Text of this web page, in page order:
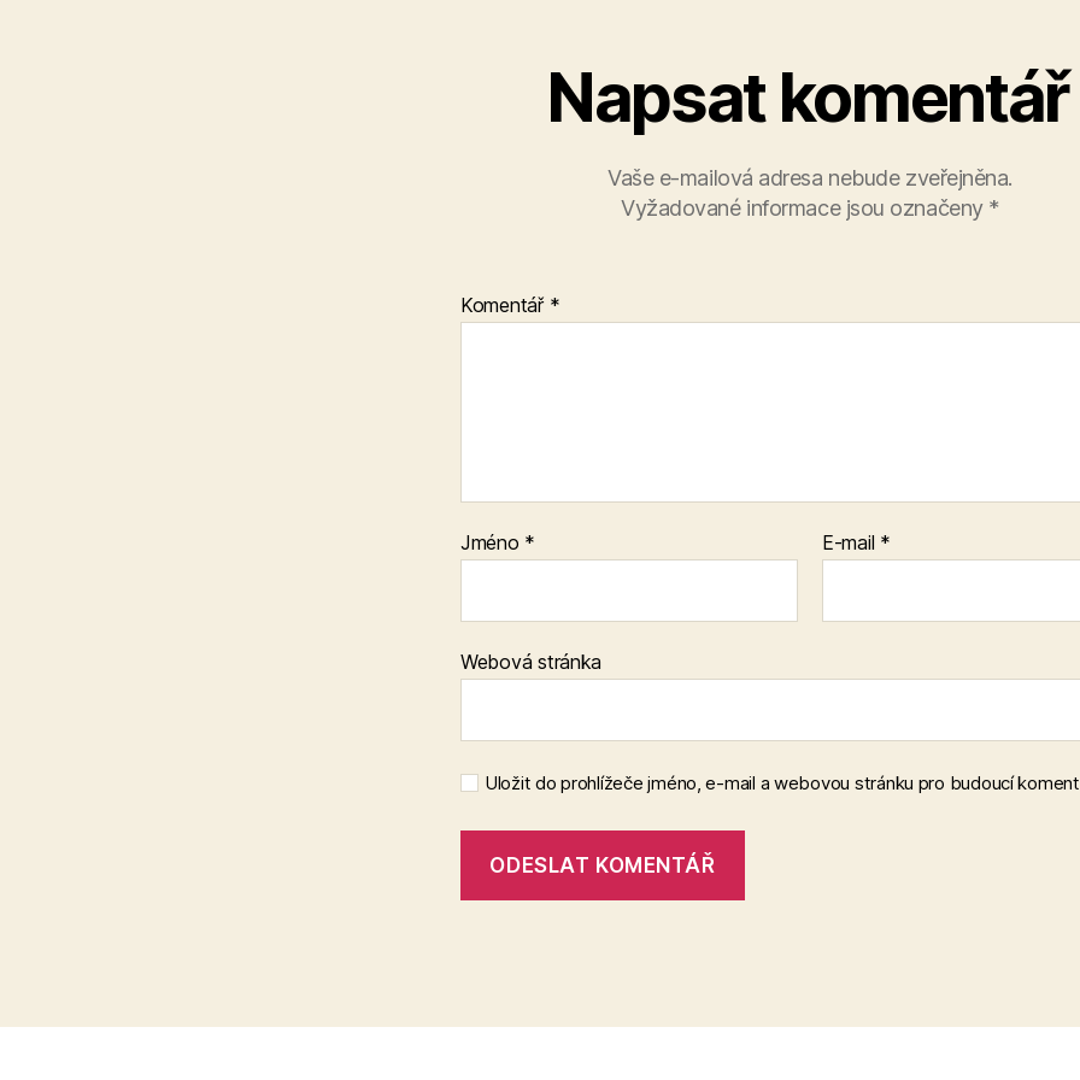
Napsat komentář
Vaše e-mailová adresa nebude zveřejněna.
Vyžadované informace jsou označeny *
Komentář *
Jméno * E-mail *
Webová stránka
Uložit do prohlížeče jméno, e-mail a webovou stránku pro budoucí